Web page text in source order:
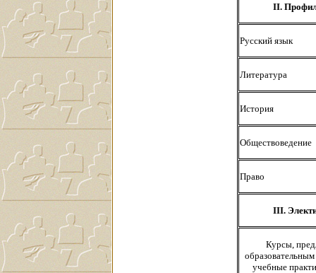
II.
Русский язык
Литература
История
Обществоведение
Право
III.
Курсы,
учебные